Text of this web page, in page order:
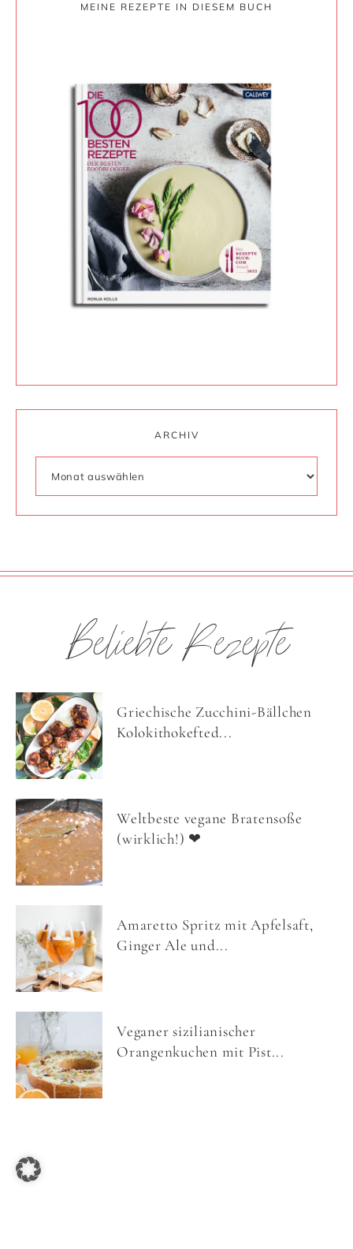
MEINE REZEPTE IN DIESEM BUCH
ARCHIV
Beliebte Rezepte
Griechische Zucchini-Bällchen
Kolokithokefted...
Weltbeste vegane Bratensoße
(wirklich!) ❤
Amaretto Spritz mit Apfelsaft,
Ginger Ale und...
Veganer sizilianischer
Orangenkuchen mit Pist...